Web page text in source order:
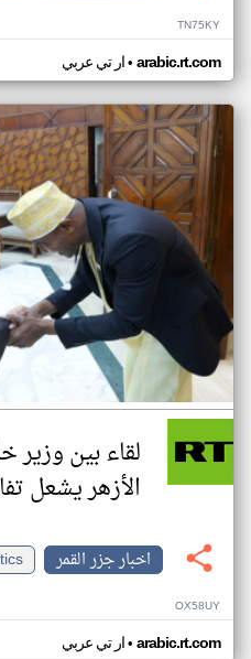
TN75KY
ار تي عربي• arabic.rt.com
لقاء بين وزير
الأزهر يشعل
اخبار جزر القمر
OX58UY
ار تي عربي• arabic.rt.com